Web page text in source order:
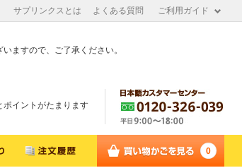
サプリンクスとは よくある質問 ご利用ガイド
ますので、ご了承ください。
ポイントがたまります
0